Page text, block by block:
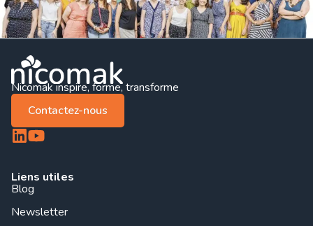
Nicomak inspire, forme, transforme
Contactez-nous
Liens utiles
Blog
Newsletter